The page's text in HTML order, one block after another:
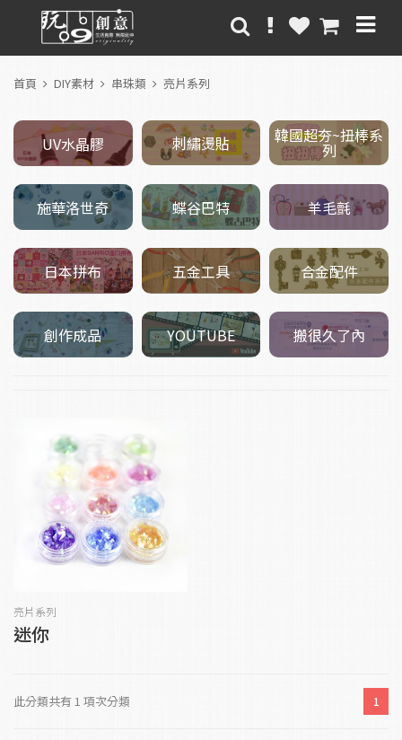
首頁 DIY素材 串珠類 亮片系列
UV水晶膠 刺繡燙貼 韓國超夯~扭棒系
列
施華洛世奇 蝶谷巴特 羊毛氈
日本拼布 五金工具 合金配件
創作成品 YOUTUBE 搬很久了內
亮片系列
迷你
此分類共有 1 項次分類 1